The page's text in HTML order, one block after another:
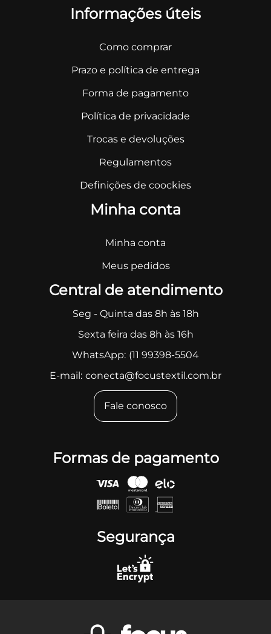
Informações úteis
Como comprar
Prazo e política de entrega
Forma de pagamento
Política de privacidade
Trocas e devoluções
Regulamentos
Definições de coockies
Minha conta
Minha conta
Meus pedidos
Central de atendimento
Seg - Quinta das 8h às 18h
Sexta feira das 8h às 16h
WhatsApp: (11 99398-5504
E-mail: conecta@focustextil.com.br
Fale conosco
Formas de pagamento
Segurança